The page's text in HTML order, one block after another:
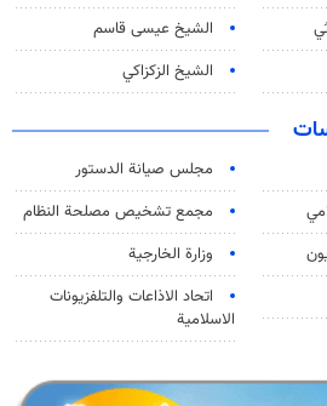
الشيخ عيسى قاسم
الشيخ الزكزاكي
مجلس صيانة الدستور
مجمع تشخيص مصلحة النظام
وزارة الخارجية
اتحاد الاذاعات والتلفزيونات
الاسلامية